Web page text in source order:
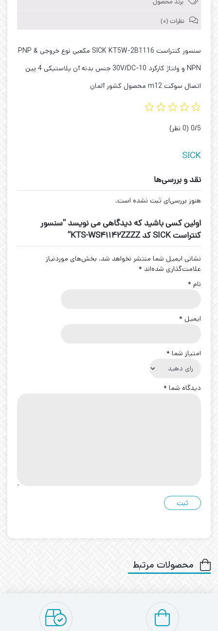
برند محصول
نظرات (0)
سنسور کنتراست SICK KT5W-2B1116 مکعبی نوع خروجی PNP &
NPN و ولتاژ کارکرد 10-30V/DC جنس بدنه آن پلاستیکی 4 پین
اتصال سوکت m12 محصول کشور آلمان
‫0/5 ‫(0 نظر)
SICK
نقد و بررسی‌ها
هنوز بررسی‌ای ثبت نشده است.
اولین کسی باشید که دیدگاهی می نویسد “سنسور
کنتراست SICK کد KTS-WS41142ZZZZ”
نشانی ایمیل شما منتشر نخواهد شد. بخش‌های موردنیاز
علامت‌گذاری شده‌اند *
نام *
ایمیل *
امتیاز شما *
دیدگاه شما *
محصولات مرتبط